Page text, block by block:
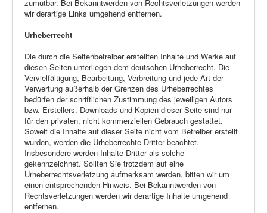
zumutbar. Bei Bekanntwerden von Rechtsverletzungen werden
wir derartige Links umgehend entfernen.
Urheberrecht
Die durch die Seitenbetreiber erstellten Inhalte und Werke auf
diesen Seiten unterliegen dem deutschen Urheberrecht. Die
Vervielfältigung, Bearbeitung, Verbreitung und jede Art der
Verwertung außerhalb der Grenzen des Urheberrechtes
bedürfen der schriftlichen Zustimmung des jeweiligen Autors
bzw. Erstellers. Downloads und Kopien dieser Seite sind nur
für den privaten, nicht kommerziellen Gebrauch gestattet.
Soweit die Inhalte auf dieser Seite nicht vom Betreiber erstellt
wurden, werden die Urheberrechte Dritter beachtet.
Insbesondere werden Inhalte Dritter als solche
gekennzeichnet. Sollten Sie trotzdem auf eine
Urheberrechtsverletzung aufmerksam werden, bitten wir um
einen entsprechenden Hinweis. Bei Bekanntwerden von
Rechtsverletzungen werden wir derartige Inhalte umgehend
entfernen.